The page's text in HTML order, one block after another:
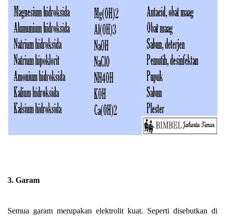
3. Garam
Semua garam merupakan elektrolit kuat. Seperti disebutkan di